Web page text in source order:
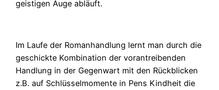
geistigen Auge abläuft.
Im Laufe der Romanhandlung lernt man durch die
geschickte Kombination der vorantreibenden
Handlung in der Gegenwart mit den Rückblicken
z.B. auf Schlüsselmomente in Pens Kindheit die